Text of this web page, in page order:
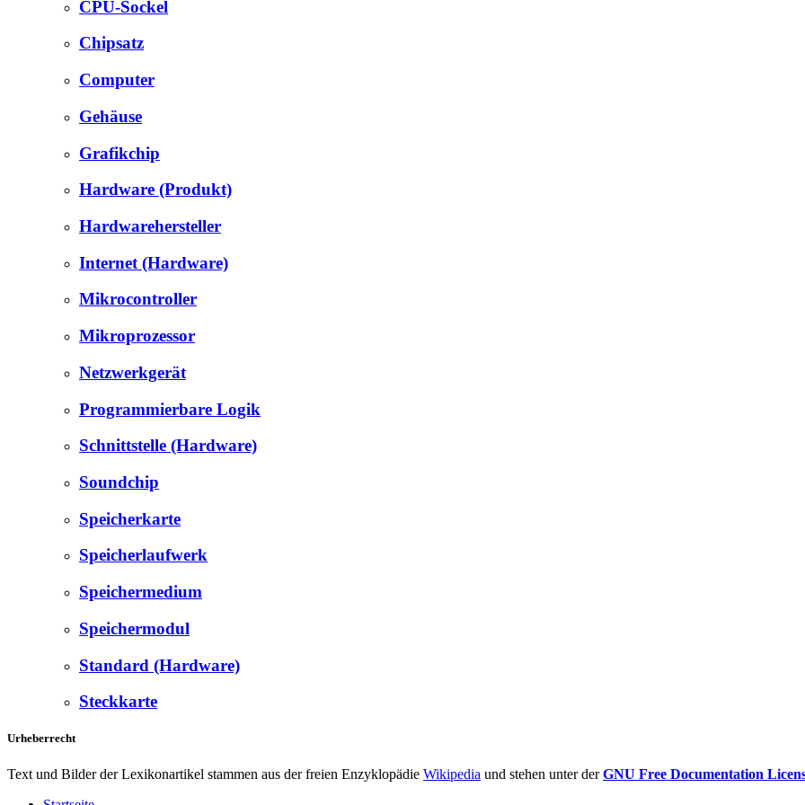
CPU-Sockel
Chipsatz
Computer
Gehäuse
Grafikchip
Hardware (Produkt)
Hardwarehersteller
Internet (Hardware)
Mikrocontroller
Mikroprozessor
Netzwerkgerät
Programmierbare Logik
Schnittstelle (Hardware)
Soundchip
Speicherkarte
Speicherlaufwerk
Speichermedium
Speichermodul
Standard (Hardware)
Steckkarte
Urheberrecht
Text und Bilder der Lexikonartikel stammen aus der freien Enzyklopädie Wikipedia und stehen unter derGNU Free Documentation